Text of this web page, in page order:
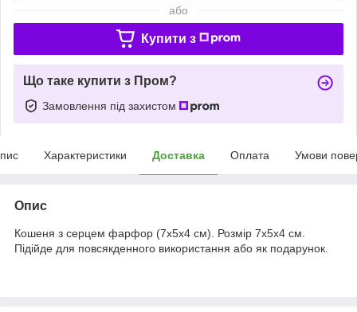
або
Купити з
Що таке купити з Пром?
Замовлення під захистом
Характеристики Доставка Оплата Умови
Опис
Кошеня з серцем фарфор (7х5х4 см). Розмір 7х5х4 см.
Підійде для повсякденного використання або як подарунок.